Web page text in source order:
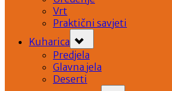
Vrt
Praktični savjeti
Kuharica
sub-
menu
Predjela
Glavna jela
Deserti